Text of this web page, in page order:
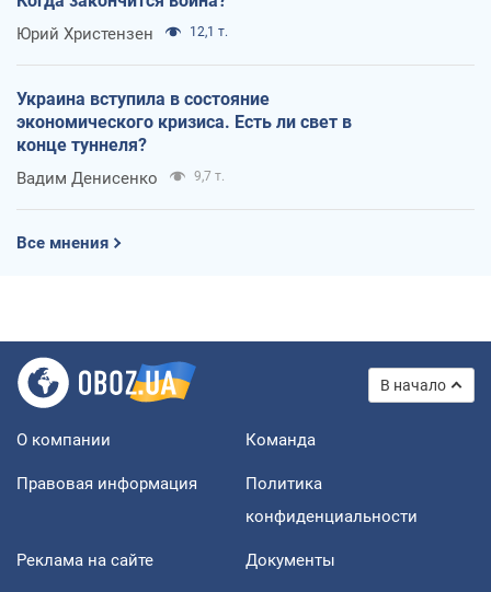
Юрий Христензен 12,1 т.
Украина вступила в состояние
экономического кризиса. Есть ли свет в
конце туннеля?
Вадим Денисенко 9,7 т.
Все мнения
В начало
О компании Команда
Правовая информация
Политика
конфиденциальности
Реклама на сайте Документы